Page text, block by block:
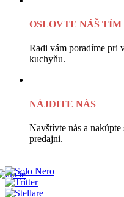
OSLOVTE NÁŠ TÍM
Radi vám poradíme pri
kuchyňu.
NÁJDITE NÁS
Navštívte nás a
predajni.